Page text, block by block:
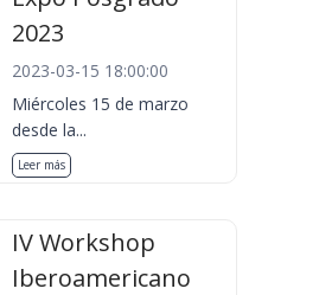
2023
2023-03-15 18:00:00
Miércoles 15 de marzo
desde la...
Leer más
IV Workshop
Iberoamericano